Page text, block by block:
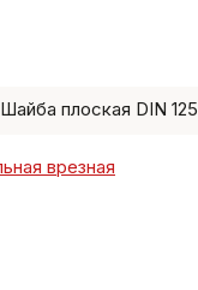
Шайба плоская DIN 125